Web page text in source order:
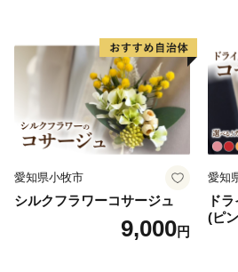
愛知県小牧市
シルクフラワーコサージュ
9,000円
愛知
ド
(ピ
系/
リ